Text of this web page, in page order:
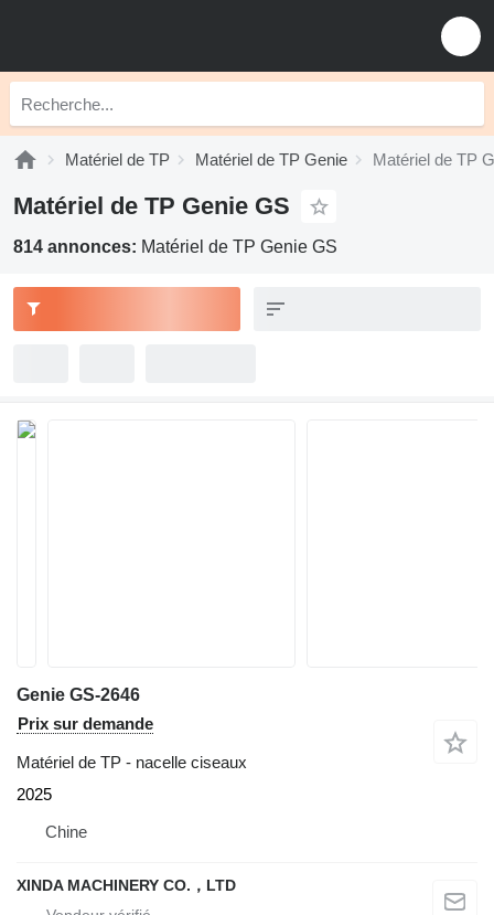
Matériel de TP Matériel de TP Genie Matériel de TP
Matériel de TP Genie GS
814 annonces: Matériel de TP Genie GS
Genie GS-2646
Prix sur demande
Matériel de TP - nacelle ciseaux
2025
Chine
XINDA MACHINERY CO.，LTD